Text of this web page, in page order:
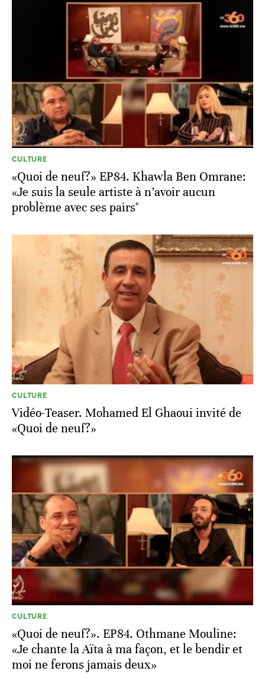
CULTURE
«Quoi de neuf?» EP84. Khawla Ben Omrane:
«Je suis la seule artiste à n’avoir aucun
problème avec ses pairs"
CULTURE
Vidéo-Teaser. Mohamed El Ghaoui invité de
«Quoi de neuf?»
CULTURE
«Quoi de neuf?». EP84. Othmane Mouline:
«Je chante la Aïta à ma façon, et le bendir et
moi ne ferons jamais deux»